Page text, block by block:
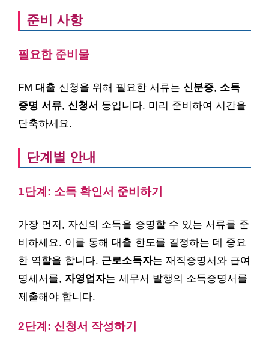
준비 사항
필요한 준비물
FM 대출 신청을 위해 필요한 서류는 신분증, 소득
증명 서류, 신청서 등입니다. 미리 준비하여 시간을
단축하세요.
단계별 안내
1단계: 소득 확인서 준비하기
가장 먼저, 자신의 소득을 증명할 수 있는 서류를 준
비하세요. 이를 통해 대출 한도를 결정하는 데 중요
한 역할을 합니다. 근로소득자는 재직증명서와 급여
명세서를, 자영업자는 세무서 발행의 소득증명서를
제출해야 합니다.
2단계: 신청서 작성하기